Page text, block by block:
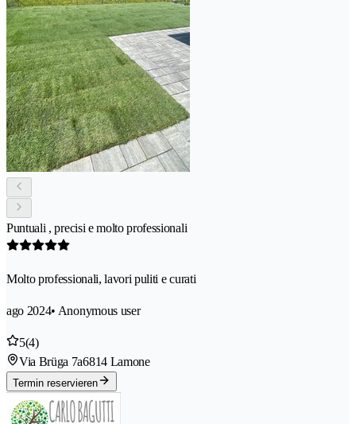
Puntuali , precisi e molto professionali
Molto professionali, lavori puliti e curati
ago 2024• Anonymous user
5(4)
Via Brüga 7a6814 Lamone
Termin reservieren